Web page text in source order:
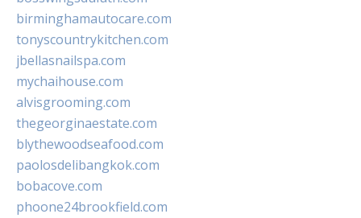
birminghamautocare.com
tonyscountrykitchen.com
jbellasnailspa.com
mychaihouse.com
alvisgrooming.com
thegeorginaestate.com
blythewoodseafood.com
paolosdelibangkok.com
bobacove.com
phoone24brookfield.com